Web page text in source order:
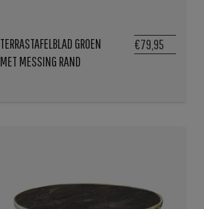
TERRASTAFELBLAD GROEN
MET MESSING RAND
€79,95